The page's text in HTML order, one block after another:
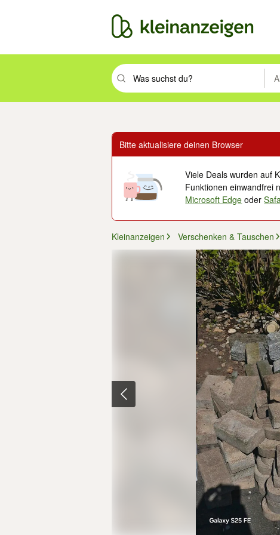
Suchbegriff eingeben. Eingabetaste
Bitte aktualisiere deinen Browser
Viele Deals wurden auf
Funktionen einwandfrei
Microsoft Edge oder
Kleinanzeigen Verschenken & Tauschen